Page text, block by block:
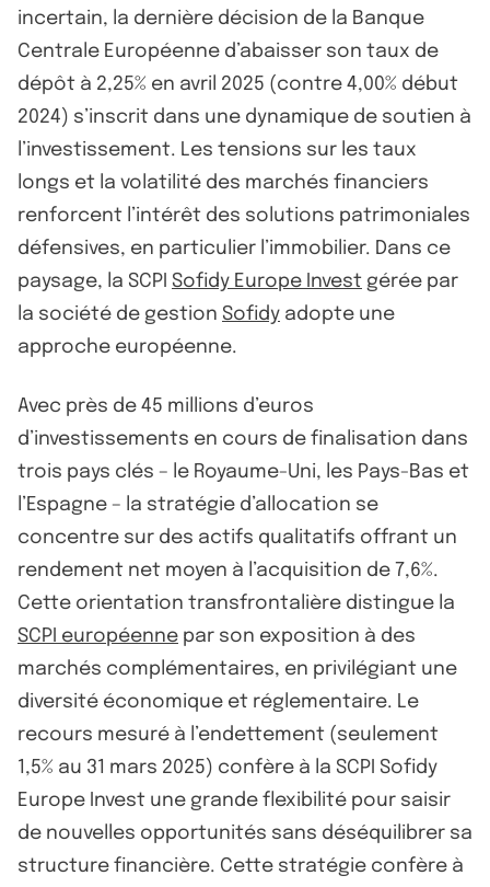
incertain, la dernière décision de la Banque
Centrale Européenne d’abaisser son taux de
dépôt à 2,25% en avril 2025 (contre 4,00% début
2024) s’inscrit dans une dynamique de soutien à
l’investissement. Les tensions sur les taux
longs et la volatilité des marchés financiers
renforcent l’intérêt des solutions patrimoniales
défensives, en particulier l’immobilier. Dans ce
paysage, la SCPI Sofidy Europe Invest gérée par
la société de gestion Sofidy adopte une
approche européenne.
Avec près de 45 millions d’euros
d’investissements en cours de finalisation dans
trois pays clés – le Royaume-Uni, les Pays-Bas et
l’Espagne – la stratégie d’allocation se
concentre sur des actifs qualitatifs offrant un
rendement net moyen à l’acquisition de 7,6%.
Cette orientation transfrontalière distingue la
SCPI européenne par son exposition à des
marchés complémentaires, en privilégiant une
diversité économique et réglementaire. Le
recours mesuré à l’endettement (seulement
1,5% au 31 mars 2025) confère à la SCPI Sofidy
Europe Invest une grande flexibilité pour saisir
de nouvelles opportunités sans déséquilibrer sa
structure financière. Cette stratégie confère à